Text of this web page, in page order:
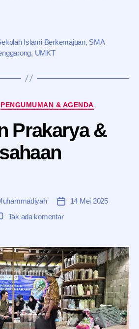
Islami Berkemajuan, SMA
, UMKT
Kategori
PENGUMUMAN & AGENDA
Prakarya &
Tanggal
14 Mei 2025
Tak ada komentarpada
&
Kewirausahaan
(PKWU)